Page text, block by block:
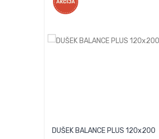
DUŠEK BALANCE PLUS 120x200